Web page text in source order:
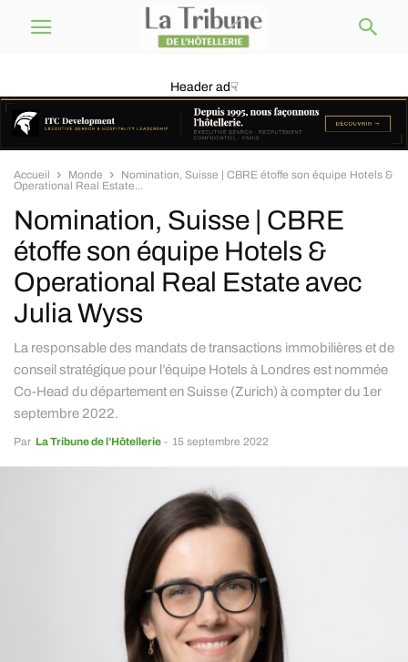
Header ad☟
Accueil Monde
Nomination, Suisse | CBRE étoffe son équipe Hotels &
Operational Real Estate...
Nomination, Suisse | CBRE
étoffe son équipe Hotels &
Operational Real Estate avec
Julia Wyss
La responsable des mandats de transactions immobilières et de
conseil stratégique pour l’équipe Hotels à Londres est nommée
Co-Head du département en Suisse (Zurich) à compter du 1er
septembre 2022.
Par La Tribune de l’Hôtellerie - 15 septembre 2022